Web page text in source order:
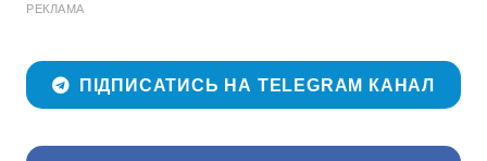
РЕКЛАМА
ПІДПИСАТИСЬ НА TELEGRAM КАНАЛ